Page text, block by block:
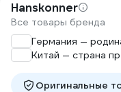
Hanskonner
Все товары бренда
Германия —
Китай — страна
Оригинальные